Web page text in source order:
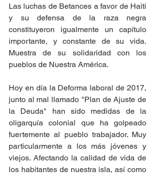
Las luchas de Betances a favor de Haití
y su defensa de la raza negra
constituyeron igualmente un capítulo
importante, y constante de su vida.
Muestra de su solidaridad con los
pueblos de Nuestra América.
Hoy en día la Deforma laboral de 2017,
junto al mal llamado "Plan de Ajuste de
la Deuda" han sido medidas de la
oligarquía colonial que ha golpeado
fuertemente al pueblo trabajador. Muy
particularmente a los más jóvenes y
viejos. Afectando la calidad de vida de
los habitantes de nuestra isla, así como